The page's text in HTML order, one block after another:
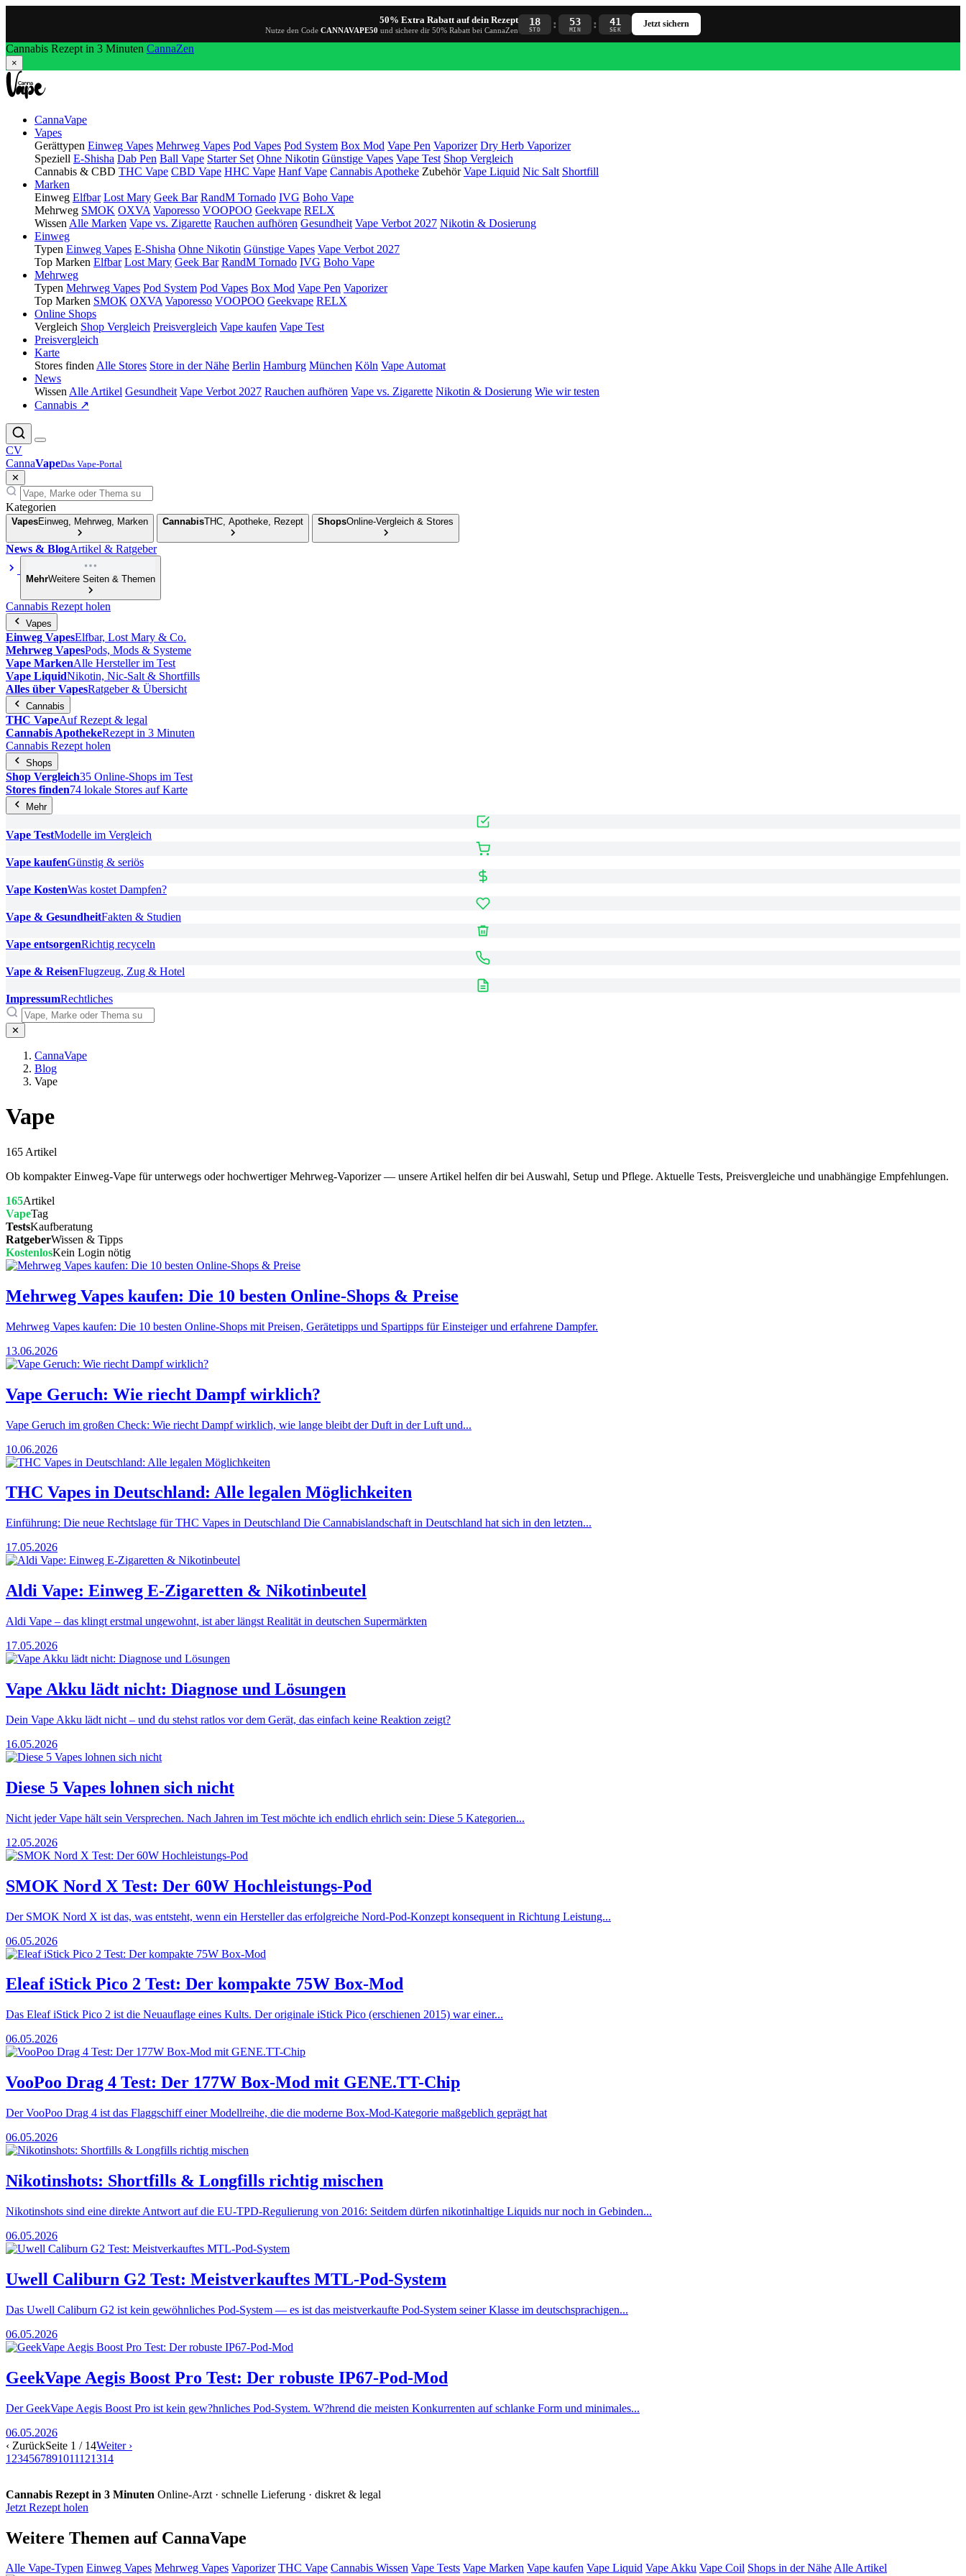
50% Extra Rabatt auf dein Rezept
Nutze den Code CANNAVAPE50 und sichere dir 50% Rabatt bei CannaZen
18
STD : 53
MIN : 40
SEK
Jetzt sichern
Cannabis Rezept in 3 Minuten CannaZen
×
CannaVape
Vapes
Gerättypen Einweg Vapes Mehrweg Vapes Pod Vapes Pod System Box Mod Vape Pen Vaporizer Dry Herb Vaporizer
Speziell E-Shisha Dab Pen Ball Vape Starter Set Ohne Nikotin Günstige Vapes Vape Test Shop Vergleich
Cannabis & CBD THC Vape CBD Vape HHC Vape Hanf Vape Cannabis Apotheke Zubehör Vape Liquid Nic Salt Shortfill
Marken
Einweg Elfbar Lost Mary Geek Bar RandM Tornado IVG Boho Vape
Mehrweg SMOK OXVA Vaporesso VOOPOO Geekvape RELX
Wissen Alle Marken Vape vs. Zigarette Rauchen aufhören Gesundheit Vape Verbot 2027 Nikotin & Dosierung
Einweg
Typen Einweg Vapes E-Shisha Ohne Nikotin Günstige Vapes Vape Verbot 2027
Top Marken Elfbar Lost Mary Geek Bar RandM Tornado IVG Boho Vape
Mehrweg
Typen Mehrweg Vapes Pod System Pod Vapes Box Mod Vape Pen Vaporizer
Top Marken SMOK OXVA Vaporesso VOOPOO Geekvape RELX
Online Shops
Vergleich Shop Vergleich Preisvergleich Vape kaufen Vape Test
Preisvergleich
Karte
Stores finden Alle Stores Store in der Nähe Berlin Hamburg München Köln Vape Automat
News
Wissen Alle Artikel Gesundheit Vape Verbot 2027 Rauchen aufhören Vape vs. Zigarette Nikotin & Dosierung Wie wir testen
Cannabis ↗
CV
CannaVapeDas Vape-Portal
✕
Kategorien
VapesEinweg, Mehrweg, Marken CannabisTHC, Apotheke, Rezept ShopsOnline-Vergleich & Stores
News & BlogArtikel & Ratgeber
MehrWeitere Seiten & Themen
Cannabis Rezept holen
Vapes
Einweg VapesElfbar, Lost Mary & Co.
Mehrweg VapesPods, Mods & Systeme
Vape MarkenAlle Hersteller im Test
Vape LiquidNikotin, Nic-Salt & Shortfills
Alles über VapesRatgeber & Übersicht
Cannabis
THC VapeAuf Rezept & legal
Cannabis ApothekeRezept in 3 Minuten
Cannabis Rezept holen
Shops
Shop Vergleich35 Online-Shops im Test
Stores finden74 lokale Stores auf Karte
Mehr
Vape TestModelle im Vergleich
Vape kaufenGünstig & seriös
Vape KostenWas kostet Dampfen?
Vape & GesundheitFakten & Studien
Vape entsorgenRichtig recyceln
Vape & ReisenFlugzeug, Zug & Hotel
ImpressumRechtliches
✕
CannaVape
Blog
Vape
Vape
165 Artikel
Ob kompakter Einweg-Vape für unterwegs oder hochwertiger Mehrweg-Vaporizer — unsere Artikel helfen dir bei Auswahl, Setup und Pflege. Aktuelle Tests, Preisvergleiche und unabhängige Empfehlungen.
165Artikel
VapeTag
TestsKaufberatung
RatgeberWissen & Tipps
KostenlosKein Login nötig
Mehrweg Vapes kaufen: Die 10 besten Online-Shops & Preise
Mehrweg Vapes kaufen: Die 10 besten Online-Shops mit Preisen, Gerätetipps und Spartipps für Einsteiger und erfahrene Dampfer.
13.06.2026
Vape Geruch: Wie riecht Dampf wirklich?
Vape Geruch im großen Check: Wie riecht Dampf wirklich, wie lange bleibt der Duft in der Luft und...
10.06.2026
THC Vapes in Deutschland: Alle legalen Möglichkeiten
Einführung: Die neue Rechtslage für THC Vapes in Deutschland Die Cannabislandschaft in Deutschland hat sich in den letzten...
17.05.2026
Aldi Vape: Einweg E-Zigaretten & Nikotinbeutel
Aldi Vape – das klingt erstmal ungewohnt, ist aber längst Realität in deutschen Supermärkten
17.05.2026
Vape Akku lädt nicht: Diagnose und Lösungen
Dein Vape Akku lädt nicht – und du stehst ratlos vor dem Gerät, das einfach keine Reaktion zeigt?
16.05.2026
Diese 5 Vapes lohnen sich nicht
Nicht jeder Vape hält sein Versprechen. Nach Jahren im Test möchte ich endlich ehrlich sein: Diese 5 Kategorien...
12.05.2026
SMOK Nord X Test: Der 60W Hochleistungs-Pod
Der SMOK Nord X ist das, was entsteht, wenn ein Hersteller das erfolgreiche Nord-Pod-Konzept konsequent in Richtung Leistung...
06.05.2026
Eleaf iStick Pico 2 Test: Der kompakte 75W Box-Mod
Das Eleaf iStick Pico 2 ist die Neuauflage eines Kults. Der originale iStick Pico (erschienen 2015) war einer...
06.05.2026
VooPoo Drag 4 Test: Der 177W Box-Mod mit GENE.TT-Chip
Der VooPoo Drag 4 ist das Flaggschiff einer Modellreihe, die die moderne Box-Mod-Kategorie maßgeblich geprägt hat
06.05.2026
Nikotinshots: Shortfills & Longfills richtig mischen
Nikotinshots sind eine direkte Antwort auf die EU-TPD-Regulierung von 2016: Seitdem dürfen nikotinhaltige Liquids nur noch in Gebinden...
06.05.2026
Uwell Caliburn G2 Test: Meistverkauftes MTL-Pod-System
Das Uwell Caliburn G2 ist kein gewöhnliches Pod-System — es ist das meistverkaufte Pod-System seiner Klasse im deutschsprachigen...
06.05.2026
GeekVape Aegis Boost Pro Test: Der robuste IP67-Pod-Mod
Der GeekVape Aegis Boost Pro ist kein gew?hnliches Pod-System. W?hrend die meisten Konkurrenten auf schlanke Form und minimales...
06.05.2026
‹ ZurückSeite 1 / 14Weiter ›
1 234567891011121314
Cannabis Rezept in 3 Minuten Online-Arzt · schnelle Lieferung · diskret & legal
Jetzt Rezept holen
Weitere Themen auf CannaVape
Alle Vape-Typen Einweg Vapes Mehrweg Vapes Vaporizer THC Vape Cannabis Wissen Vape Tests Vape Marken Vape kaufen Vape Liquid Vape Akku Vape Coil Shops in der NäheAlle Artikel